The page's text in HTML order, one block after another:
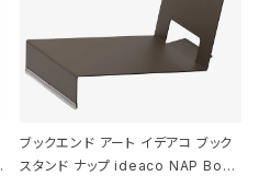
ブックエンド アート イデアコ ブック
スタンド ナップ ideaco NAP Book